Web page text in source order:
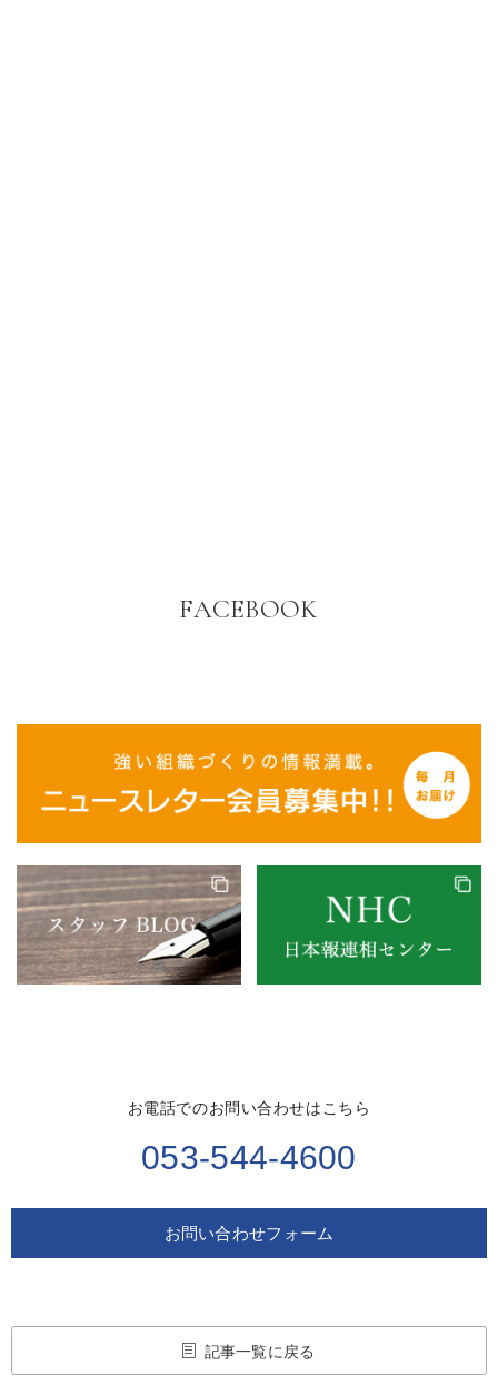
FACEBOOK
お電話でのお問い合わせはこちら
053-544-4600
お問い合わせフォーム
記事一覧に戻る